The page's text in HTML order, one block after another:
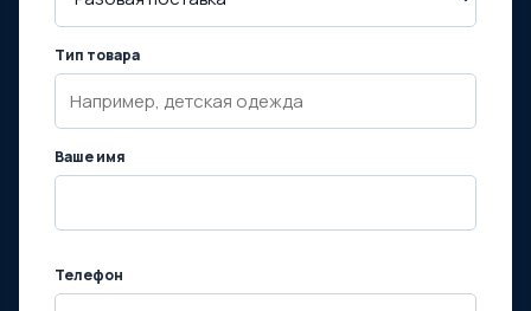
Тип товара
Ваше имя
Телефон